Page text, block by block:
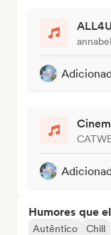
ALL4U
Humores que
Autêntico Chill